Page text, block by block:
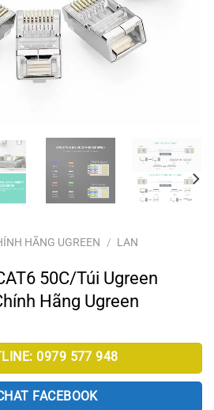
HÃNG UGREEN / LAN
50C/Túi Ugreen
Hãng Ugreen
0979 577 948
FACEBOOK